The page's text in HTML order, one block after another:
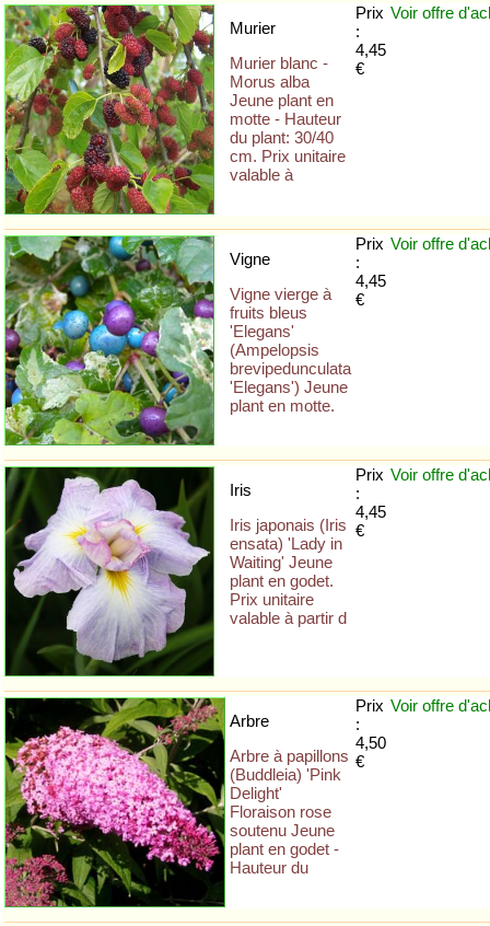
Murier
Murier blanc -
Morus alba
Jeune plant en
motte - Hauteur
du plant: 30/40
cm. Prix unitaire
valable à
Prix
:
4,45
€
Voir offre
Vigne
Vigne vierge à
fruits bleus
'Elegans'
(Ampelopsis
brevipedunculata
'Elegans') Jeune
plant en motte.
Prix
:
4,45
€
Voir offre
Iris
Iris japonais (Iris
ensata) 'Lady in
Waiting' Jeune
plant en godet.
Prix unitaire
valable à partir d
Prix
:
4,45
€
Voir offre
Arbre
Arbre à papillons
(Buddleia) 'Pink
Delight'
Floraison rose
soutenu Jeune
plant en godet -
Hauteur du
Prix
:
4,50
€
Voir offre